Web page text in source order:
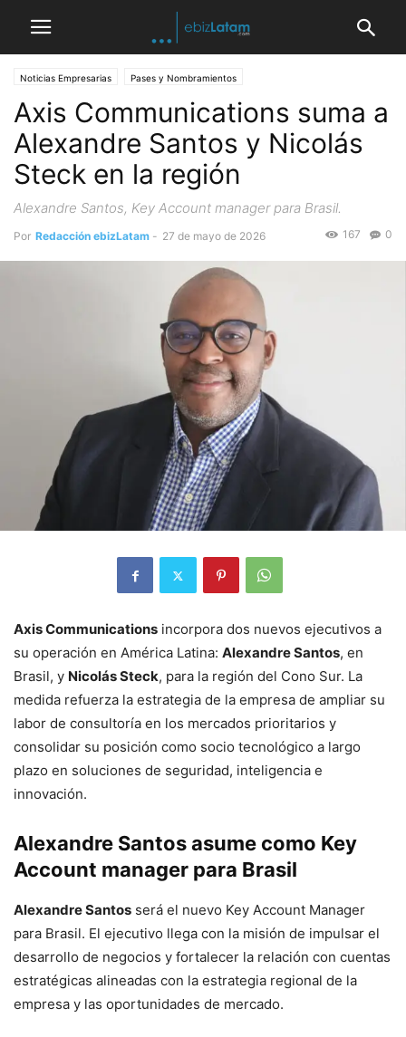
Noticias Empresarias Pases y Nombramientos
Axis Communications suma a
Alexandre Santos y Nicolás
Steck en la región
Alexandre Santos, Key Account manager para Brasil.
Por Redacción ebizLatam - 27 de mayo de 2026 0
167
Axis Communications incorpora dos nuevos ejecutivos a
su operación en América Latina: Alexandre Santos, en
Brasil, y Nicolás Steck, para la región del Cono Sur. La
medida refuerza la estrategia de la empresa de ampliar su
labor de consultoría en los mercados prioritarios y
consolidar su posición como socio tecnológico a largo
plazo en soluciones de seguridad, inteligencia e
innovación.
Alexandre Santos asume como Key
Account manager para Brasil
Alexandre Santos será el nuevo Key Account Manager
para Brasil. El ejecutivo llega con la misión de impulsar el
desarrollo de negocios y fortalecer la relación con cuentas
estratégicas alineadas con la estrategia regional de la
empresa y las oportunidades de mercado.